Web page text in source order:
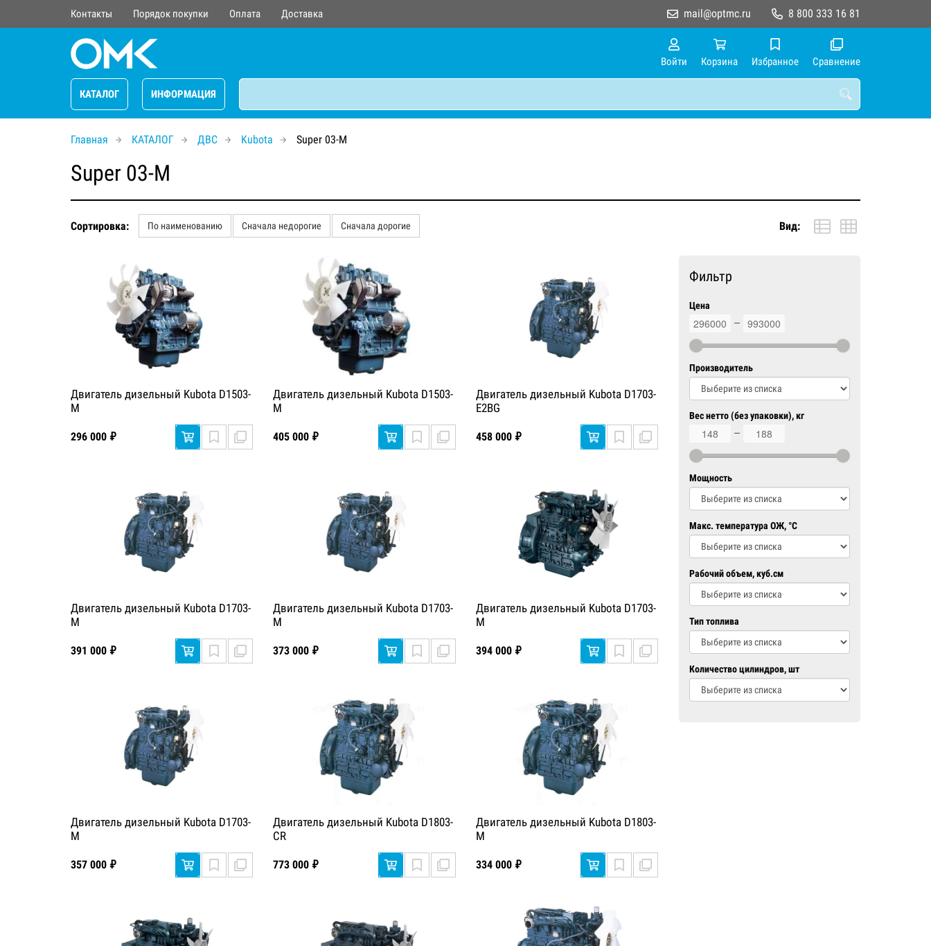
Контакты Порядок покупки Оплата Доставка 8 800 333 16 81
mail@optmc.ru
Войти Корзина Избранное Сравнение
КАТАЛОГ ИНФОРМАЦИЯ
Главная КАТАЛОГ ДВС Kubota Super 03-M
Super 03-M
Сортировка: По наименованию Сначала недорогие Сначала дорогие Вид:
Фильтр
Цена
296000 993000
Производитель
Вес нетто (без упаковки), кг
148 188
Мощность
Макс. температура ОЖ, °C
Рабочий объем, куб.см
Тип топлива
Количество цилиндров, шт
Двигатель дизельный Kubota D1503-
M
296 000 ₽
Двигатель дизельный Kubota D1503-
M
405 000 ₽
Двигатель дизельный Kubota D1703-
E2BG
458 000 ₽
Двигатель дизельный Kubota D1703-
M
391 000 ₽
Двигатель дизельный Kubota D1703-
M
373 000 ₽
Двигатель дизельный Kubota D1703-
M
394 000 ₽
Двигатель дизельный Kubota D1703-
M
357 000 ₽
Двигатель дизельный Kubota D1803-
CR
773 000 ₽
Двигатель дизельный Kubota D1803-
M
334 000 ₽